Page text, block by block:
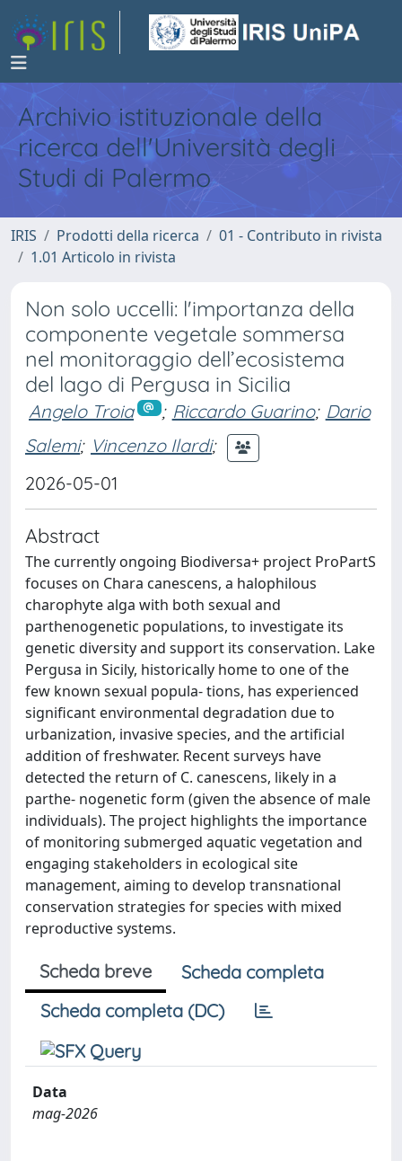
Archivio istituzionale della
ricerca dell'Università degli
Studi di Palermo
IRIS Prodotti della ricerca
01 - Contributo in rivista
1.01 Articolo in rivista
Non solo uccelli: l'importanza della
componente vegetale sommersa
nel monitoraggio dell’ecosistema
del lago di Pergusa in Sicilia
Angelo Troia ; Riccardo Guarino; Dario
Salemi; Vincenzo Ilardi;
2026-05-01
Abstract
The currently ongoing Biodiversa+ project ProPartS
focuses on Chara canescens, a halophilous
charophyte alga with both sexual and
parthenogenetic populations, to investigate its
genetic diversity and support its conservation. Lake
Pergusa in Sicily, historically home to one of the
few known sexual popula- tions, has experienced
significant environmental degradation due to
urbanization, invasive species, and the artificial
addition of freshwater. Recent surveys have
detected the return of C. canescens, likely in a
parthe- nogenetic form (given the absence of male
individuals). The project highlights the importance
of monitoring submerged aquatic vegetation and
engaging stakeholders in ecological site
management, aiming to develop transnational
conservation strategies for species with mixed
reproductive systems.
Scheda breve
Scheda completa
Scheda completa (DC)
Data
mag-2026